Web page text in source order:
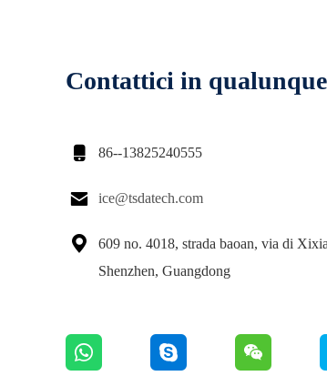
Contattici in
 86--13825240555
 ice@tsdatech.com

609 no. 4018, strada baoan, via di
Shenzhen, Guangdong